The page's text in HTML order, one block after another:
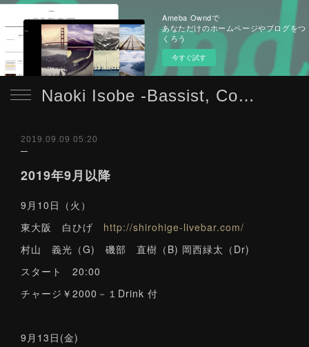
Ameba Owndで
あなただけのホームページやブログをつ
くろう
今すぐ試す
Naoki Isobe -Bassist, Composer-
2019.09.09 05:20
2019年9月以降
9月10日（火）
東大阪 白ひげ http://shirohige-livebar.com/
村山 義光（G) 磯部 直樹（B) 岡西緑太（Dr)
スタート 20:00
チャージ￥2000－１Drink 付
9月13日(金)